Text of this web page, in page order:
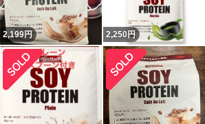
2,199円 2,250 円